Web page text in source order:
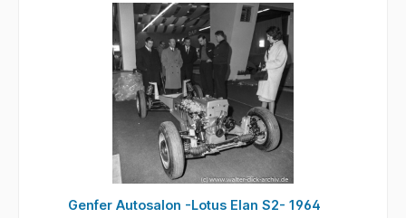
Versöhnung, von neuer christlicher Brüderlichkeit.
Das Foto aufgenommen am Südende des Heumarkt
zeigt den Kölner Erzbischof Kardinal Frings in
großem Ornat mit langer Schleppe, der mit der
Prozession an der Ruine der Kirche Maria im Kapito
vorbeizieht.
Genfer Autosalon -Lotus Elan S2- 1964